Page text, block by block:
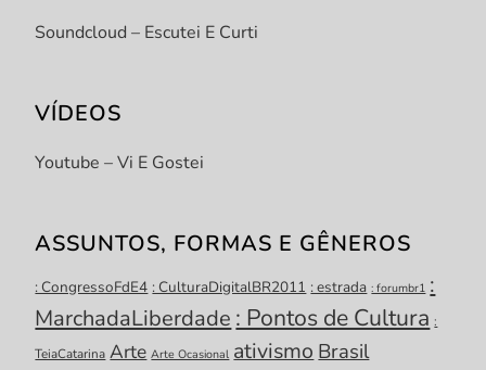
Soundcloud – Escutei E Curti
VÍDEOS
Youtube – Vi E Gostei
ASSUNTOS, FORMAS E GÊNEROS
: CongressoFdE4 : CulturaDigitalBR2011 : estrada : forumbr1 :
MarchadaLiberdade : Pontos de Cultura :
TeiaCatarina Arte Arte Ocasional ativismoBrasil